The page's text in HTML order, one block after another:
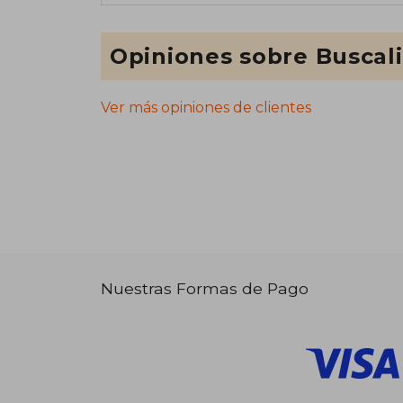
Opiniones sobre
Ver más opiniones de clientes
Nuestras Formas de Pago